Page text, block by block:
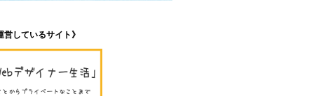
営しているサイト》